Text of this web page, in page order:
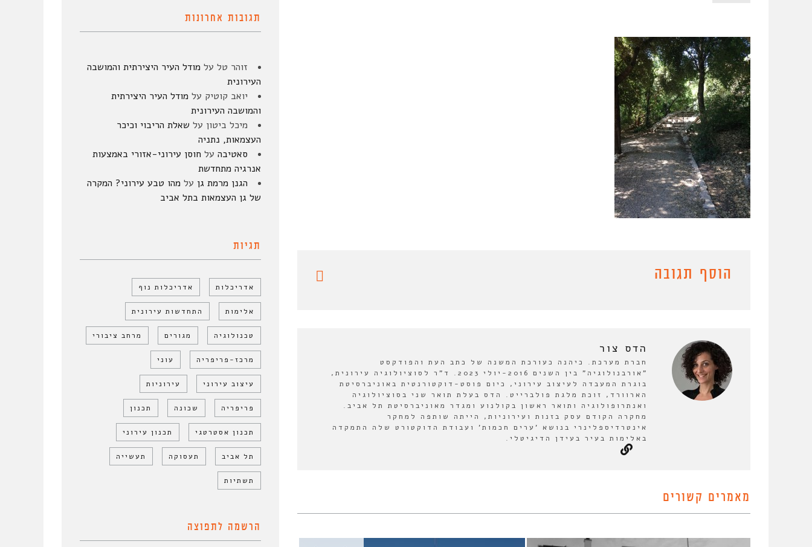
הוסף תגובה
הדס צור
חברת מערכת. כיהנה כעורכת המשנה של כתב העת והפודקסט
"אורבנולוגיה" בין השנים 2016-יולי 2023. ד"ר לסוציולוגיה עירונית,
בוגרת המעבדה לעיצוב עירוני, כיום פוסט-דוקטורנטית באוניברסיטת
הארוורד, זוכת מלגת פולברייט. הדס בעלת תואר שני בסוציולוגיה
ואנתרופולוגיה ותואר ראשון בקולנוע ומגדר מאוניברסיטת תל אביב.
מחקרה הקודם עסק בזנות ועירוניות, הייתה שותפה למחקר
אינטרדיספלינרי בנושא 'ערים חכמות' ועבודת הדוקטורט שלה התמקדה
באלימות בעיר בעידן הדיגיטלי.
מאמרים קשורים
תגובות אחרונות
זוהר טל על מודל העיר היצירתית והמושבה
העירונית
יואב קוטיק על מודל העיר היצירתית
והמושבה העירונית
מיכל ביטון על שאלת הריבוי וכיכר
העצמאות, נתניה
סאטיבה על חוסן עירוני-אזורי באמצעות
אנרגיה מתחדשת
הגנן מרמת גן על מהו טבע עירוני? המקרה
של גן העצמאות בתל אביב
תגיות
אדריכלות אדריכלות נוף
אלימות התחדשות עירונית
טכנולוגיה מגורים מרחב ציבורי
מרכז-פריפריה עוני
עיצוב עירוני עירוניות
פריפריה שכונה תכנון
תכנון אסטרטגי תכנון עירוני
תל אביב תעסוקה תעשייה
תשתיות
הרשמה לתפוצה